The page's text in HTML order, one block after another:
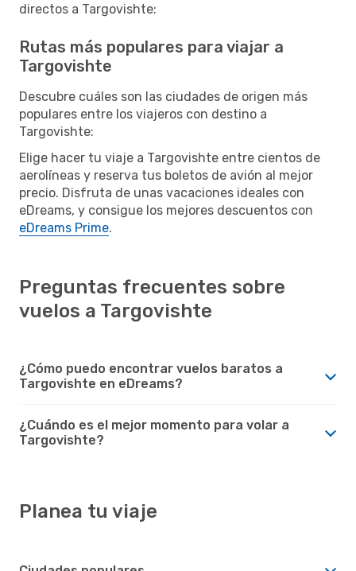
directos a Targovishte:
Rutas más populares para viajar a
Targovishte
Descubre cuáles son las ciudades de origen más
populares entre los viajeros con destino a
Targovishte:
Elige hacer tu viaje a Targovishte entre cientos de
aerolíneas y reserva tus boletos de avión al mejor
precio. Disfruta de unas vacaciones ideales con
eDreams, y consigue los mejores descuentos con
eDreams Prime.
Preguntas frecuentes sobre
vuelos a Targovishte
¿Cómo puedo encontrar vuelos baratos a
Targovishte en eDreams?
¿Cuándo es el mejor momento para volar a
Targovishte?
Planea tu viaje